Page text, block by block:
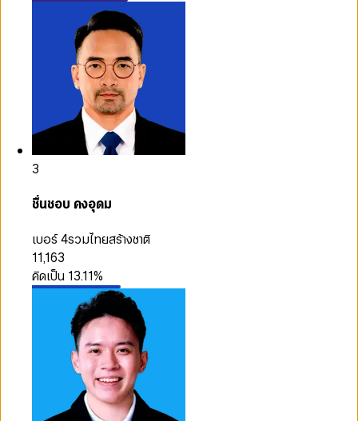
3
ชื่นชอบ คงอุดม
เบอร์ 4รวมไทยสร้างชาติ
11,163
คิดเป็น 13.11%